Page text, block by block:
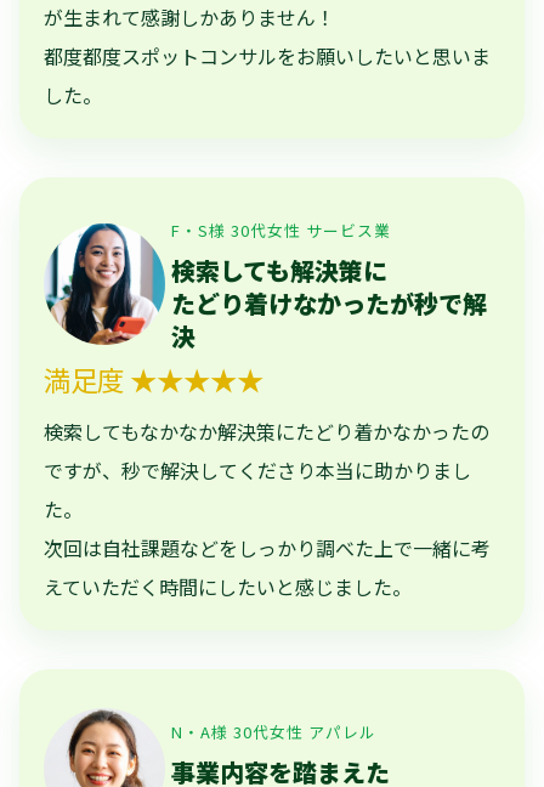
が生まれて感謝しかありません！
都度都度スポットコンサルをお願いしたいと思いま
した。
F・S様 30代女性 サービス業
検索しても解決策に
たどり着けなかったが秒で解
決
満足度 ★★★★★
検索してもなかなか解決策にたどり着かなかったの
ですが、秒で解決してくださり本当に助かりまし
た。
次回は自社課題などをしっかり調べた上で一緒に考
えていただく時間にしたいと感じました。
N・A様 30代女性 アパレル
事業内容を踏まえた